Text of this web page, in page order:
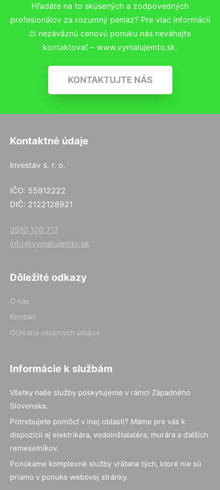
Hľadáte na to skúsených a zodpovedných
profesionálov za rozumný peniaz? Pre viac informácií
či nezáväznú cenovú ponuku nás neváhajte
kontaktovať – www.vymalujemto.sk.
KONTAKTUJTE NÁS
Kontaktné údaje
Investav s. r. o.
IČO: 55912222
DIČ: 2122128921
0910 100 717
info@vymalujemto.sk
Dôležité odkazy
O nás
Kontakt
Ochrana osobných údajov
Informácie k službám
Všetky naše služby poskytujeme v rámci Západného
Slovenska.
Potrebujete pomôcť v inej oblasti? Máme pre vás k
dispozícii aj elektrikára, vodoinštalatéra, murára a ďalších
remeselníkov.
Ponúkame komplexné služby vrátane tých, ktoré nie sú
priamo v ponuke webovej stránky.